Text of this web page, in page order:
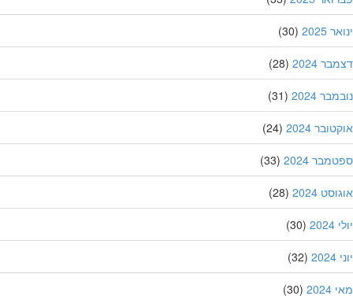
2025
(30)
2024
(28)
2024
(31)
2024
(24)
2024
(33)
2024
(28)
(30)
(32)
(30)